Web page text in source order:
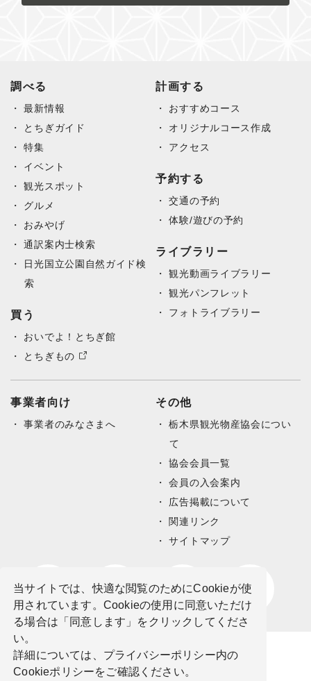
当サイトでは、快適な閲覧のためにCookieが使
用されています。Cookieの使用に同意いただけ
る場合は「同意します」をクリックしてくださ
い。
詳細については、プライバシーポリシー内の
Cookieポリシーをご確認ください。
調べる
最新情報
とちぎガイド
特集
イベント
観光スポット
グルメ
おみやげ
通訳案内士検索
日光国立公園自然ガイド検
索
買う
おいでよ！とちぎ館
とちぎもの
計画する
おすすめコース
オリジナルコース作成
アクセス
予約する
交通の予約
体験/遊びの予約
ライブラリー
観光動画ライブラリー
観光パンフレット
フォトライブラリー
事業者向け
事業者のみなさまへ
その他
栃木県観光物産協会につい
て
協会会員一覧
会員の入会案内
広告掲載について
関連リンク
サイトマップ